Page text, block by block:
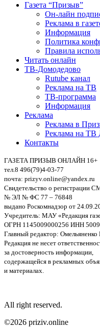
Газета “Призыв”
Он-лайн
Реклама в
Информация
Политика
Правила
Читать онлайн
ТВ-Домодедово
Rutube канал
Реклама на ТВ
ТВ-программа
Информация
Реклама
Реклама в
Реклама на ТВ
Контакты
ГАЗЕТА ПРИЗЫВ ОНЛАЙН 16+
тел.8 496(79)4-03-77
почта: prizyv.online@yandex.ru
Свидетельство о регистрации
№ ЭЛ № ФС 77 – 76848
выдано Роскомнадзор от
Учредитель: МАУ «Редакция
ОГРН 1145009000256 ИНН
Главный редактор:
Редакция не несет
за достоверность информации,
содержащейся в рекламных
и материалах.
All right reserved.
©2026 priziv.online